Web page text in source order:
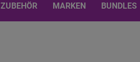
ZUBEHÖR MARKEN BUNDLES